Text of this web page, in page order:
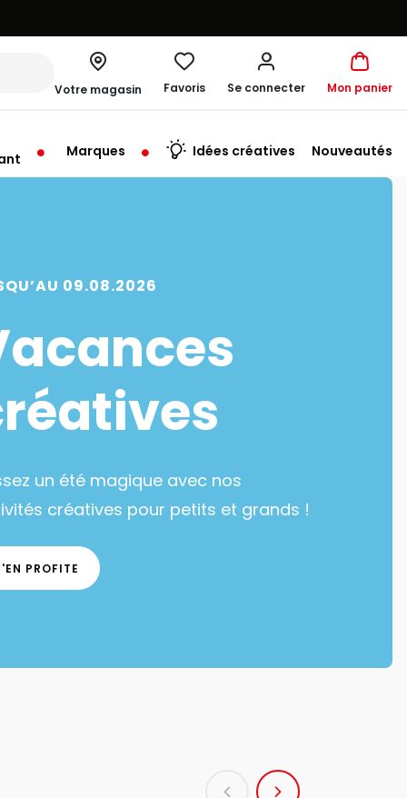
Votre magasin
à 19:30
Favoris Se connecter Mon panier
Marques Idées créatives Nouveautés
09.08.2026
un été magique avec nos
créatives pour petits et grands !
PROFITE